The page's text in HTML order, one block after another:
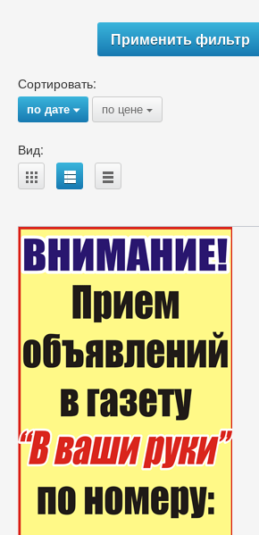
Сортировать:
по дате{ по цене {
Вид:
A B C